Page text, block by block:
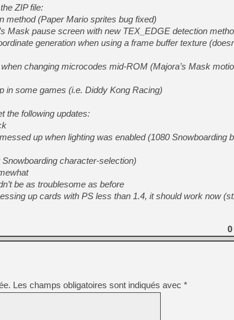
[GK] Mistfall Hunter : déjà
[GK] Wo Long 2 évolue
[GK] Crossfire : un TPS à
[LS] [PS5] Premiers
[Mo5] DOOM arrive en
[GK] Bethesda fête les 30
[GK] Roblox : l'action en
[GK] Agenda - GeForce
[LS] [PS5] ps5-y2jb-
[GK] Pourquoi Marvel
[GK] Test : Restory : Chill
[GK] GTA 6 : Rockstar
[GK] Hot Wheels Infinite
[GK] Mémoire cash -
[GK] Résultats Nintendo :
[GK] Dans ce jeu de
ZIP file:
method (Paper Mario sprites bug fixed)
Mask pause screen with new TEX_EDGE detection
generation when using a frame buffer texture
changing microcodes mid-ROM (Majora’s Mask
in some games (i.e. Diddy Kong Racing)
the following updates:
up when lighting was enabled (1080 Snowboarding
character-selection)
be as troublesome as before
up cards with PS less than 1.4, it should work now
0
Les champs obligatoires sont indiqués avec *